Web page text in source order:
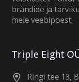
brändide ja
meie veebipoest.
Triple Eight
Ringi tee 13,